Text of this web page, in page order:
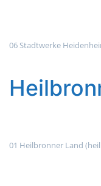
06 Stadtwerke
01 Heilbronner Land